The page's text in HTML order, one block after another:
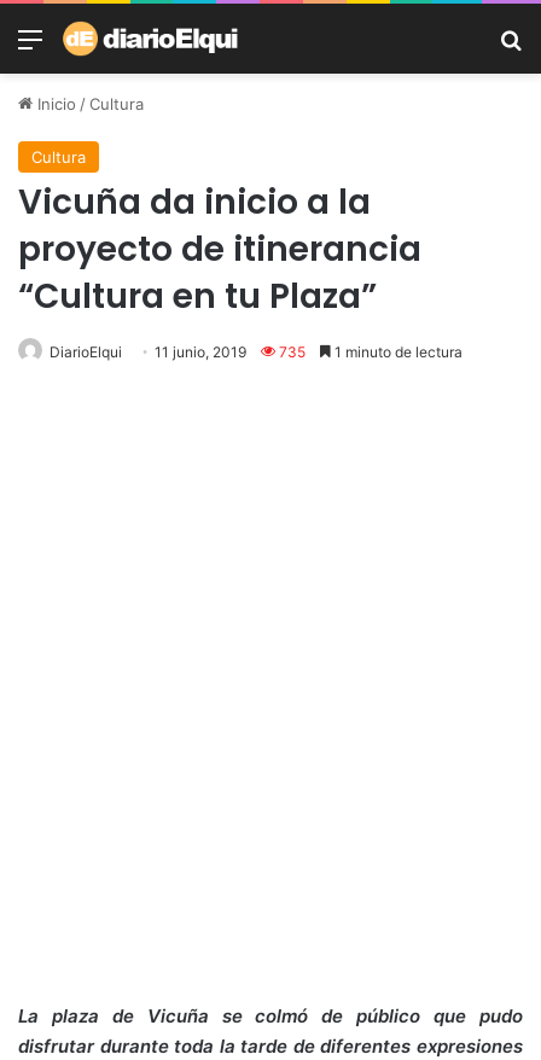
Menú
Inicio /Cultura
Cultura
Vicuña da inicio a la
proyecto de itinerancia
“Cultura en tu Plaza”
DiarioElqui 11 junio, 2019 735 1 minuto de lectura
La plaza de Vicuña se colmó de público que pudo
disfrutar durante toda la tarde de diferentes expresiones